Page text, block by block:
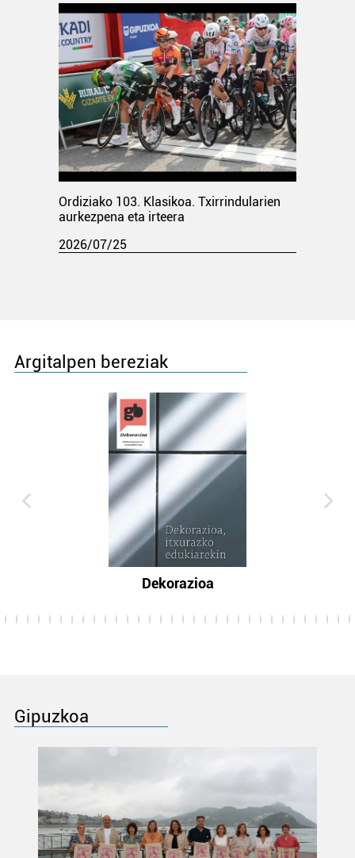
Ordiziako 103. Klasikoa. Txirrindularien
aurkezpena eta irteera
2026/07/25
Argitalpen bereziak
Dekorazioa
Gipuzkoa